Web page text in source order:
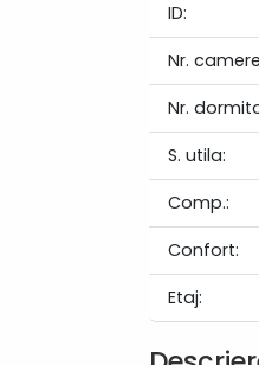
ID:
Nr.
Nr.
S. utila:
Comp.:
Confort:
Etaj: